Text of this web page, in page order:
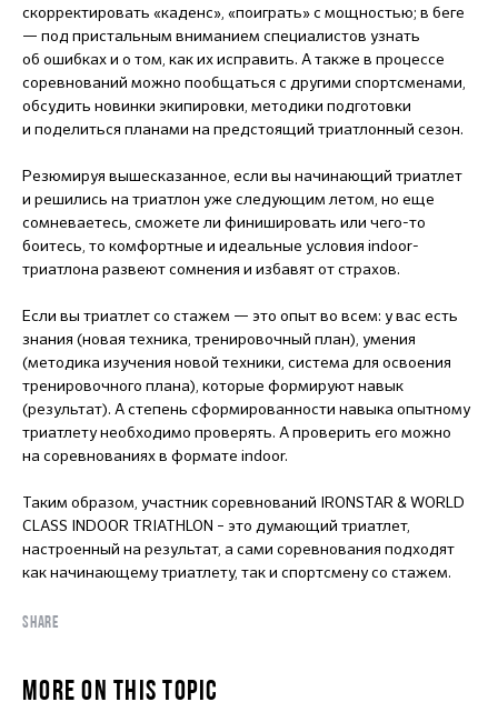
скорректировать «каденс», «поиграть» с мощностью; в беге
— под пристальным вниманием специалистов узнать
об ошибках и о том, как их исправить. А также в процессе
соревнований можно пообщаться с другими спортсменами,
обсудить новинки экипировки, методики подготовки
и поделиться планами на предстоящий триатлонный сезон.
Резюмируя вышесказанное, если вы начинающий триатлет
и решились на триатлон уже следующим летом, но еще
сомневаетесь, сможете ли финишировать или чего-то
боитесь, то комфортные и идеальные условия indoor-
триатлона развеют сомнения и избавят от страхов.
Если вы триатлет со стажем — это опыт во всем: у вас есть
знания (новая техника, тренировочный план), умения
(методика изучения новой техники, система для освоения
тренировочного плана), которые формируют навык
(результат). А степень сформированности навыка опытному
триатлету необходимо проверять. А проверить его можно
на соревнованиях в формате indoor.
Таким образом, участник соревнований IRONSTAR & WORLD
CLASS INDOOR TRIATHLON – это думающий триатлет,
настроенный на результат, а сами соревнования подходят
как начинающему триатлету, так и спортсмену со стажем.
SHARE
MORE ON THIS TOPIC